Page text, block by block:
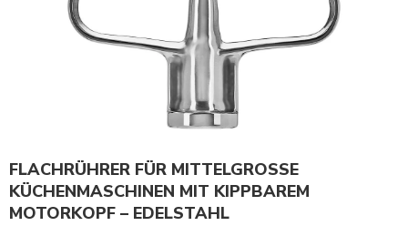
FLACHRÜHRER FÜR MITTELGROSSE
KÜCHENMASCHINEN MIT KIPPBAREM
MOTORKOPF – EDELSTAHL